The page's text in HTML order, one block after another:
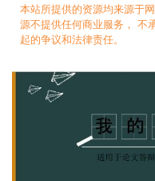
本站所提供的资源均来源于
源不提供任何商业服务， 不
起的争议和法律责任。